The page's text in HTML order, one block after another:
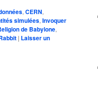
, CERN,
simulées, Invoquer
de Babylone,
| Laisser un